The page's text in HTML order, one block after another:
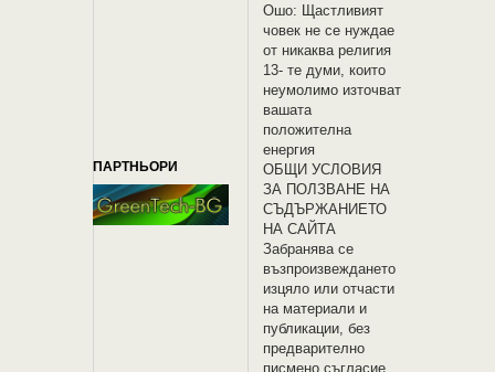
Ошо: Щастливият
човек не се нуждае
от никаква религия
13- те думи, които
неумолимо източват
вашата
положителна
енергия
ПАРТНЬОРИ
OБЩИ УСЛОВИЯ
ЗА ПОЛЗВАНЕ НА
СЪДЪРЖАНИЕТО
НА САЙТА
Забранява се
възпроизвеждането
изцяло или отчасти
на материали и
публикации, без
предварително
писмено съгласие